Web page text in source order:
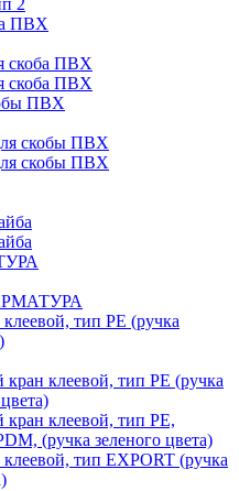
2
ПВХ
скоба ПВХ
скоба ПВХ
ПВХ
скобы ПВХ
скобы ПВХ
тип PE (ручка
клеевой, тип PE (ручка
клеевой, тип PE,
(ручка зеленого цвета)
тип EXPORT (ручка